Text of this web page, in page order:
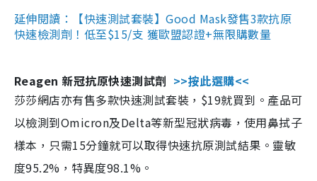
延伸閱讀：【快速測試套裝】Good Mask發售3款抗原
快速檢測劑！低至$15/支 獲歐盟認證+無限購數量
Reagen 新冠抗原快速測試劑 >>按此選購<<
莎莎網店亦有售多款快速測試套裝，$19就買到。產品可
以檢測到Omicron及Delta等新型冠狀病毒，使用鼻拭子
樣本，只需15分鐘就可以取得快速抗原測試結果。靈敏
度95.2%，特異度98.1%。